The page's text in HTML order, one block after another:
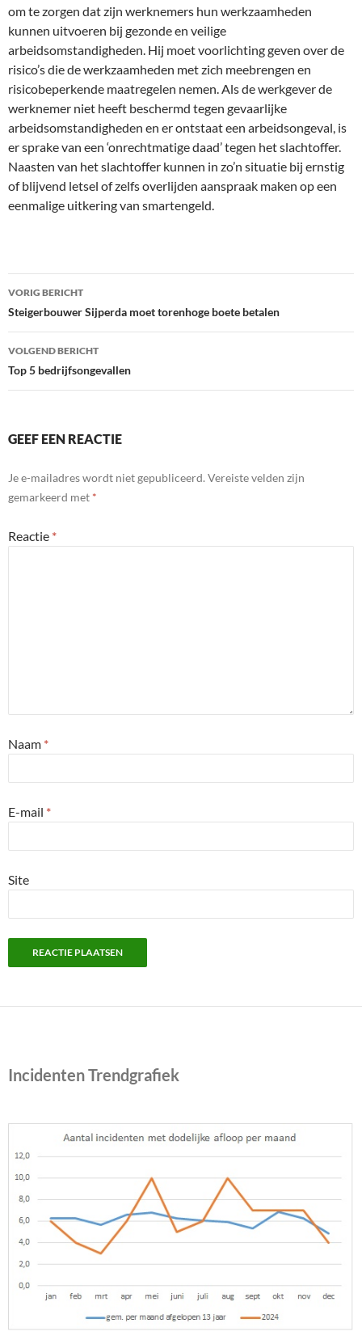
om te zorgen dat zijn werknemers hun werkzaamheden
kunnen uitvoeren bij gezonde en veilige
arbeidsomstandigheden. Hij moet voorlichting geven over de
risico’s die de werkzaamheden met zich meebrengen en
risicobeperkende maatregelen nemen. Als de werkgever de
werknemer niet heeft beschermd tegen gevaarlijke
arbeidsomstandigheden en er ontstaat een arbeidsongeval, is
er sprake van een ‘onrechtmatige daad’ tegen het slachtoffer.
Naasten van het slachtoffer kunnen in zo’n situatie bij ernstig
of blijvend letsel of zelfs overlijden aanspraak maken op een
eenmalige uitkering van smartengeld.
Bericht
navigatie
VORIG BERICHT
Steigerbouwer Sijperda moet torenhoge boete betalen
VOLGEND BERICHT
Top 5 bedrijfsongevallen
GEEF EEN REACTIE
Je e-mailadres wordt niet gepubliceerd. Vereiste velden zijn
gemarkeerd met *
Reactie *
Naam *
E-mail *
Site
Incidenten Trendgrafiek